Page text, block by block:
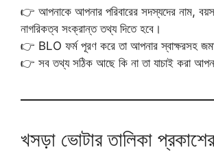
👉 আপনাকে আপনার পরিবারের সদস্যদের নাম,
নাগরিকত্ব সংক্রান্ত তথ্য দিতে হবে।
👉 BLO ফর্ম পূরণ করে তা আপনার স্বাক্ষরসহ
👉 সব তথ্য সঠিক আছে কি না তা যাচাই করা
খসড়া ভোটার তালিকা